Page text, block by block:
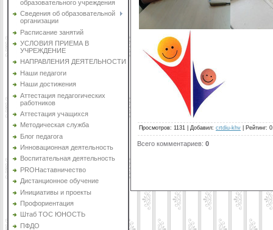
образовательного учреждения
Сведения об образовательной
организации
Расписание занятий
УСЛОВИЯ ПРИЕМА В
УЧРЕЖДЕНИЕ
НАПРАВЛЕНИЯ ДЕЯТЕЛЬНОСТИ
Наши педагоги
Наши достижения
Аттестация педагогических
работников
Аттестация учащихся
Методическая служба
Блог педагога
Инновационная деятельность
Воспитательная деятельность
PROНаставничество
Дистанционное обучение
Инициативы и проекты
Профориентация
Штаб ТОС ЮНОСТЬ
ПФДО
Просмотров: 1131 Добавил: crtdiu-khv Рейтинг:
Всего комментариев: 0